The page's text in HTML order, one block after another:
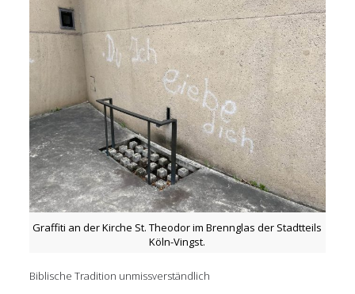
Graffiti an der Kirche St. Theodor im Brennglas der Stadtteils
Köln-Vingst.
Biblische Tradition unmissverständlich